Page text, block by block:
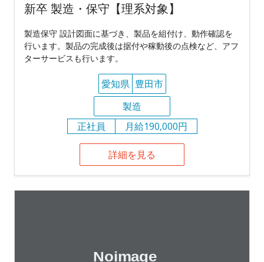
新卒 製造・保守【理系対象】
製造保守 設計図面に基づき、製品を組付け、動作確認を
行います。製品の完成後は据付や稼動後の点検など、アフ
ターサービスも行います。
愛知県 豊田市
製造
正社員
月給190,000円
詳細を見る